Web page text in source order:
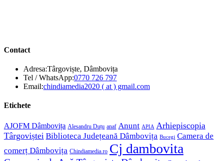
Contact
Adresa:Târgoviște, Dâmbovița
Tel / WhatsApp:0770 726 797Opens
in
Email:chindiamedia2020 ( at ) gmail.comOpens
Etichete
AJOFM Dâmbovița Alesandru Duțu anaf Anunt APIA Arhiepiscopia
Târgoviștei Biblioteca Județeană Dâmbovița Bucegi Camera de
comerț Dâmbovița Chindiamedia.ro Cj dambovita